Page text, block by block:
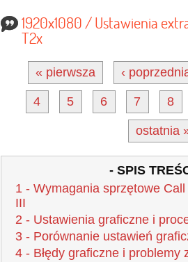
1920x1080 / Ustawienia
T2x
« pierwsza ‹
4 5 6 7 8
ostatnia
- SPIS
1 - Wymagania sprzętowe
III
2 - Ustawienia graficzne i
3 - Porównanie ustawień
4 - Błędy graficzne i problemy